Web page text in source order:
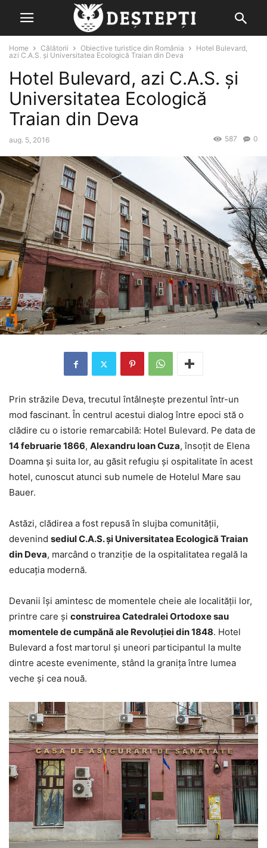
Home Călătorii Obiective turistice din România
Hotel Bulevard,
azi C.A.S. și Universitatea Ecologică Traian din Deva
Hotel Bulevard, azi C.A.S. și
Universitatea Ecologică
Traian din Deva
aug. 5, 2016 0
587
Prin străzile Deva, trecutul întâlnește prezentul într-un
mod fascinant. În centrul acestui dialog între epoci stă o
clădire cu o istorie remarcabilă: Hotel Bulevard. Pe data de
14 februarie 1866, Alexandru Ioan Cuza, însoțit de Elena
Doamna și suita lor, au găsit refugiu și ospitalitate în acest
hotel, cunoscut atunci sub numele de Hotelul Mare sau
Bauer.
Astăzi, clădirea a fost repusă în slujba comunității,
devenind sediul C.A.S. și Universitatea Ecologică Traian
din Deva, marcând o tranziție de la ospitalitatea regală la
educația modernă.
Devanii își amintesc de momentele cheie ale localității lor,
printre care și construirea Catedralei Ortodoxe sau
momentele de cumpănă ale Revoluției din 1848. Hotel
Bulevard a fost martorul și uneori participantul la multe
dintre aceste evenimente, stând la granița între lumea
veche și cea nouă.